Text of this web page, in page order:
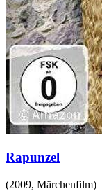
Rapunzel
(2009, Märchenfilm)